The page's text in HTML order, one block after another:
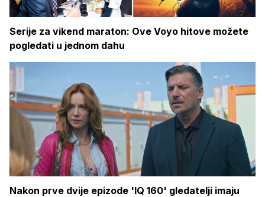
Serije za vikend maraton: Ove Voyo hitove možete
pogledati u jednom dahu
Nakon prve dvije epizode 'IQ 160' gledatelji imaju